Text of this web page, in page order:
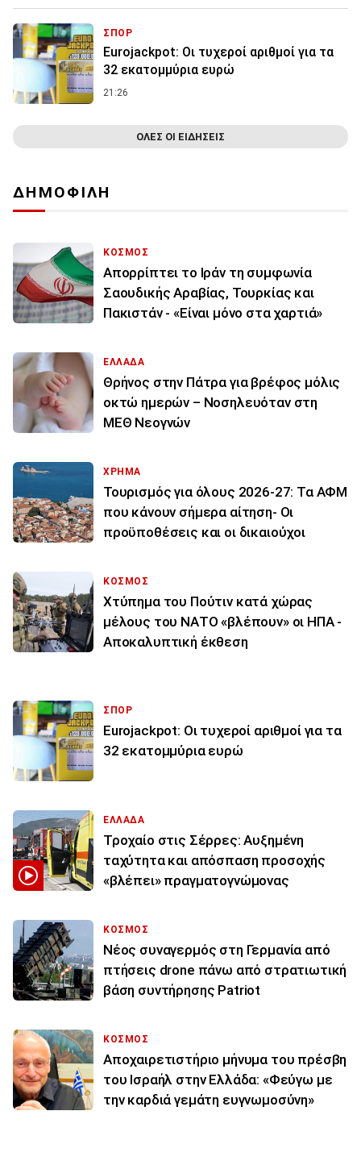
ΣΠΟΡ
Eurojackpot: Οι τυχεροί αριθμοί για τα
32 εκατoμμύρια ευρώ
21:26
ΟΛΕΣ ΟΙ ΕΙΔΗΣΕΙΣ
ΔΗΜΟΦΙΛΗ
ΚΟΣΜΟΣ
Απορρίπτει το Ιράν τη συμφωνία
Σαουδικής Αραβίας, Τουρκίας και
Πακιστάν - «Είναι μόνο στα χαρτιά»
ΕΛΛΑΔΑ
Θρήνος στην Πάτρα για βρέφος μόλις
οκτώ ημερών – Νοσηλευόταν στη
ΜΕΘ Νεογνών
ΧΡΗΜΑ
Τουρισμός για όλους 2026-27: Τα ΑΦΜ
που κάνουν σήμερα αίτηση- Οι
προϋποθέσεις και οι δικαιούχοι
ΚΟΣΜΟΣ
Χτύπημα του Πούτιν κατά χώρας
μέλους του ΝΑΤΟ «βλέπουν» οι ΗΠΑ -
Αποκαλυπτική έκθεση
ΣΠΟΡ
Eurojackpot: Οι τυχεροί αριθμοί για τα
32 εκατoμμύρια ευρώ
ΕΛΛΑΔΑ
Τροχαίο στις Σέρρες: Αυξημένη
ταχύτητα και απόσπαση προσοχής
«βλέπει» πραγματογνώμονας
ΚΟΣΜΟΣ
Νέος συναγερμός στη Γερμανία από
πτήσεις drone πάνω από στρατιωτική
βάση συντήρησης Patriot
ΚΟΣΜΟΣ
Αποχαιρετιστήριο μήνυμα του πρέσβη
του Ισραήλ στην Ελλάδα: «Φεύγω με
την καρδιά γεμάτη ευγνωμοσύνη»